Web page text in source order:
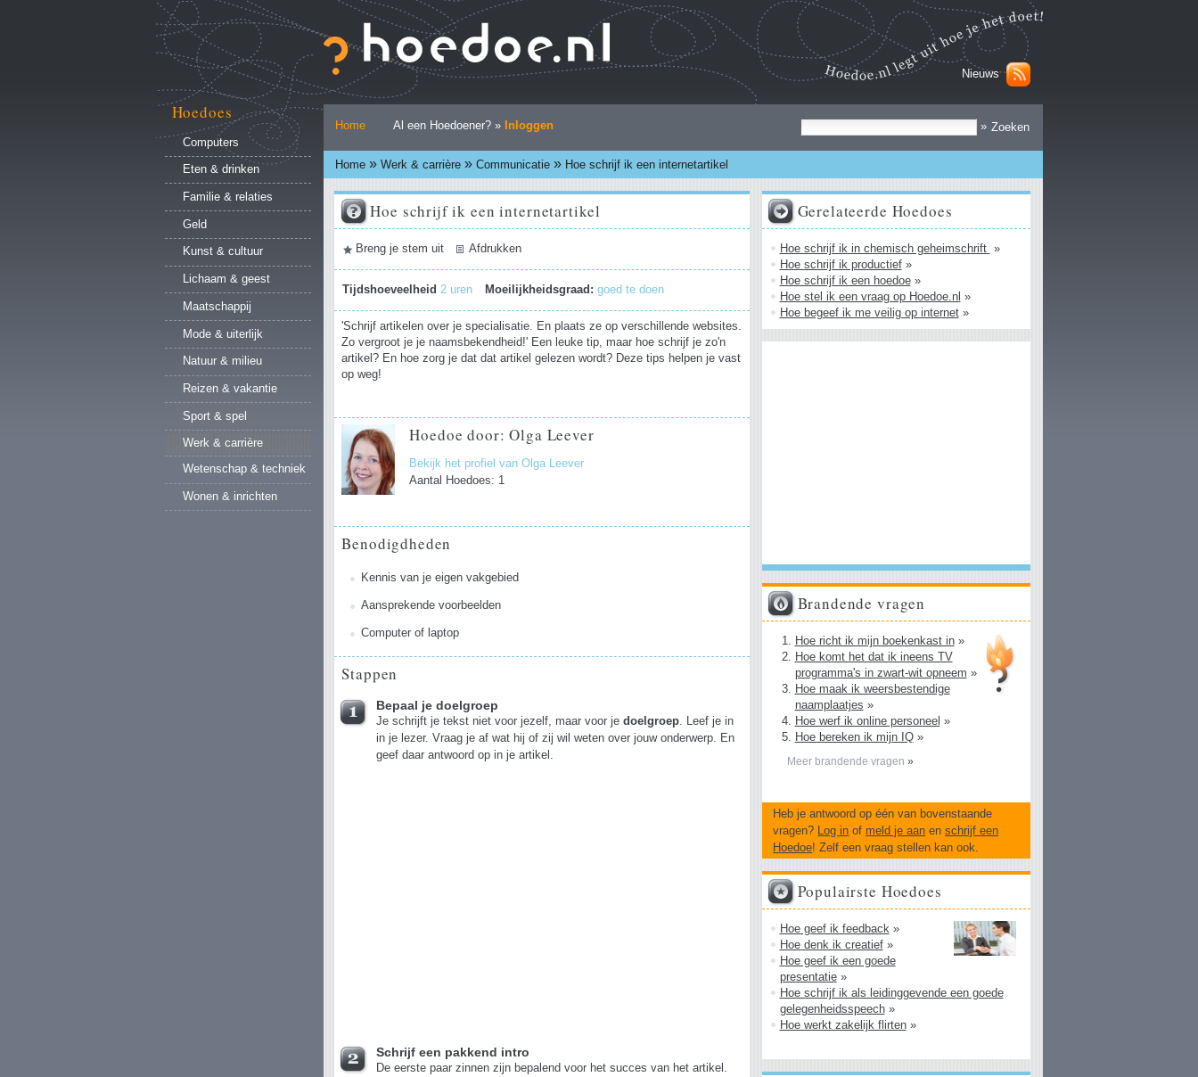
naar
inhoud.
Ga
naar
navigatie
Nieuws
»
Persoonlijke
hulpmiddelen
Home Al een Hoedoener? » Inloggen
Home » Werk & carrière » Communicatie » Hoe schrijf ik een internetartikel
Hoedoes
Computers
Eten & drinken
Familie & relaties
Geld
Kunst & cultuur
Lichaam & geest
Maatschappij
Mode & uiterlijk
Natuur & milieu
Reizen & vakantie
Sport & spel
Werk & carrière
Wetenschap & techniek
Wonen & inrichten
Hoe schrijf ik een internetartikel
Document
Breng je stem uit Afdrukken
Tijdshoeveelheid 2 uren Moeilijkheidsgraad: goed te doen
'Schrijf artikelen over je specialisatie. En plaats ze op verschillende websites.
Zo vergroot je je naamsbekendheid!' Een leuke tip, maar hoe schrijf je zo'n
artikel? En hoe zorg je dat dat artikel gelezen wordt? Deze tips helpen je vast
op weg!
Hoedoe door: Olga Leever
Bekijk het profiel van Olga Leever
Aantal Hoedoes: 1
Benodigdheden
Kennis van je eigen vakgebied
Aansprekende voorbeelden
Computer of laptop
Stappen
Bepaal je doelgroep
Je schrijft je tekst niet voor jezelf, maar voor jedoelgroep. Leef je in
in je lezer. Vraag je af wat hij of zij wil weten over jouw onderwerp. En
geef daar antwoord op in je artikel.
Schrijf een pakkend intro
De eerste paar zinnen zijn bepalend voor het succes van het artikel.
Gerelateerde Hoedoes
Hoe schrijf ik in chemisch geheimschrift »
Hoe schrijf ik productief»
Hoe schrijf ik een hoedoe»
Hoe stel ik een vraag op Hoedoe.nl »
Hoe begeef ik me veilig op internet»
Brandende vragen
Hoe richt ik mijn boekenkast in»
Hoe komt het dat ik ineens TV
programma's in zwart-wit opneem »
Hoe maak ik weersbestendige
naamplaatjes »
Hoe werf ik online personeel »
Hoe bereken ik mijn IQ»
Meer brandende vragen »
Heb je antwoord op één van bovenstaande
vragen?
Log in of meld je aan enschrijf een
Hoedoe! Zelf een vraag stellen kan ook.
Populairste Hoedoes
Hoe geef ik feedback »
Hoe denk ik creatief»
Hoe geef ik een goede
presentatie»
Hoe schrijf ik als leidinggevende een goede
gelegenheidsspeech»
Hoe werkt zakelijk flirten»